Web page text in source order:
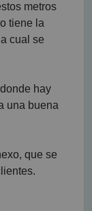
metros
tiene la
cual se
hay
una buena
que se